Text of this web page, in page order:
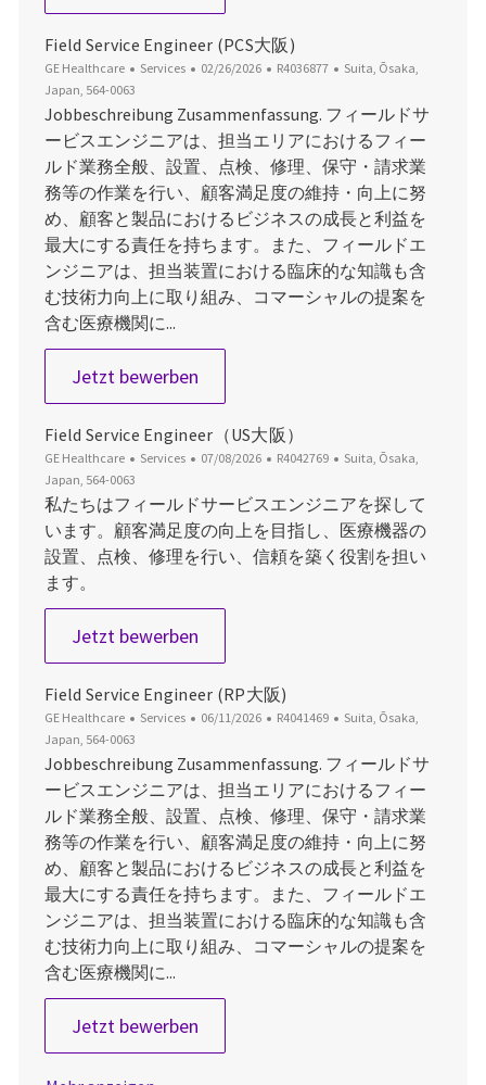
Field Service Engineer (PCS大阪)
GE Healthcare Kategorie
Services Datum der Veröffentlichung
02/26/2026 Job-ID
R4036877 Ort
Suita, Ōsaka,
Japan, 564-0063
Jobbeschreibung Zusammenfassung. フィールドサ
ービスエンジニアは、担当エリアにおけるフィー
ルド業務全般、設置、点検、修理、保守・請求業
務等の作業を行い、顧客満足度の維持・向上に努
め、顧客と製品におけるビジネスの成長と利益を
最大にする責任を持ちます。また、フィールドエ
ンジニアは、担当装置における臨床的な知識も含
む技術力向上に取り組み、コマーシャルの提案を
含む医療機関に...
Jetzt bewerbenField Service Engineer (PCS大阪)
Field Service Engineer（US大阪）
GE Healthcare Kategorie
Services Datum der Veröffentlichung
07/08/2026 Job-ID
R4042769 Ort
Suita, Ōsaka,
Japan, 564-0063
私たちはフィールドサービスエンジニアを探して
います。顧客満足度の向上を目指し、医療機器の
設置、点検、修理を行い、信頼を築く役割を担い
ます。
Jetzt bewerbenField Service Engineer（US大阪）
Field Service Engineer (RP大阪)
GE Healthcare Kategorie
Services Datum der Veröffentlichung
06/11/2026 Job-ID
R4041469 Ort
Suita, Ōsaka,
Japan, 564-0063
Jobbeschreibung Zusammenfassung. フィールドサ
ービスエンジニアは、担当エリアにおけるフィー
ルド業務全般、設置、点検、修理、保守・請求業
務等の作業を行い、顧客満足度の維持・向上に努
め、顧客と製品におけるビジネスの成長と利益を
最大にする責任を持ちます。また、フィールドエ
ンジニアは、担当装置における臨床的な知識も含
む技術力向上に取り組み、コマーシャルの提案を
含む医療機関に...
Jetzt bewerbenField Service Engineer (RP大阪)